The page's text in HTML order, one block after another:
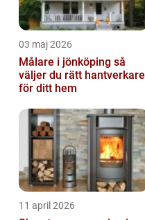
03 maj 2026
Målare i jönköping så
väljer du rätt hantverkare
för ditt hem
11 april 2026